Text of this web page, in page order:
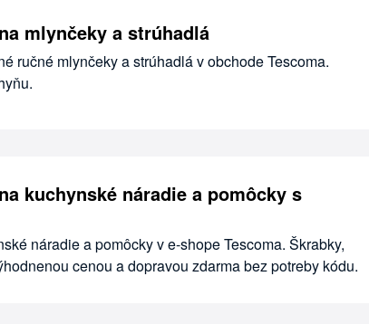
mlynčeky a strúhadlá
ručné mlynčeky a strúhadlá v obchode Tescoma.
kuchynské náradie a pomôcky s
náradie a pomôcky v e-shope Tescoma. Škrabky,
cenou a dopravou zdarma bez potreby kódu.